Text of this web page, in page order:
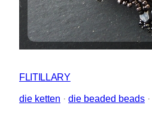
FLITILLARY
die ketten · die beaded beads ·